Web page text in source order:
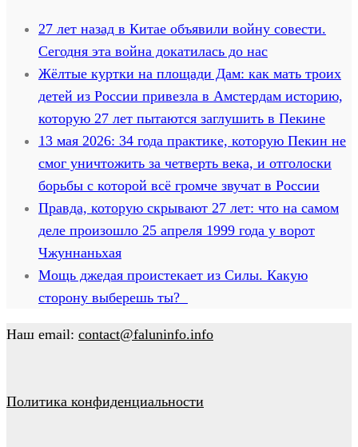
27 лет назад в Китае объявили войну совести.
Сегодня эта война докатилась до нас
Жёлтые куртки на площади Дам: как мать троих
детей из России привезла в Амстердам историю,
которую 27 лет пытаются заглушить в Пекине
13 мая 2026: 34 года практике, которую Пекин не
смог уничтожить за четверть века, и отголоски
борьбы с которой всё громче звучат в России
Правда, которую скрывают 27 лет: что на самом
деле произошло 25 апреля 1999 года у ворот
Чжуннаньхая
Мощь джедая проистекает из Силы. Какую
сторону выберешь ты?
Наш email: contact@faluninfo.info
Политика конфиденциальности